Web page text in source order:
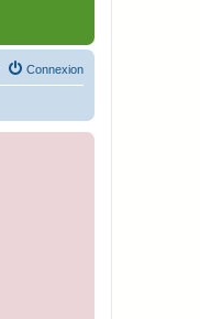
Connexion